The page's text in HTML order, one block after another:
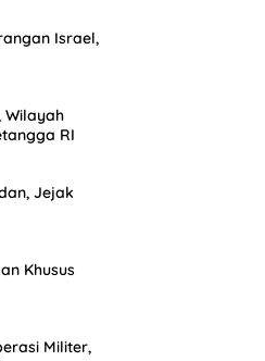
Israel,
Wilayah
RI
Jejak
Khusus
Militer,